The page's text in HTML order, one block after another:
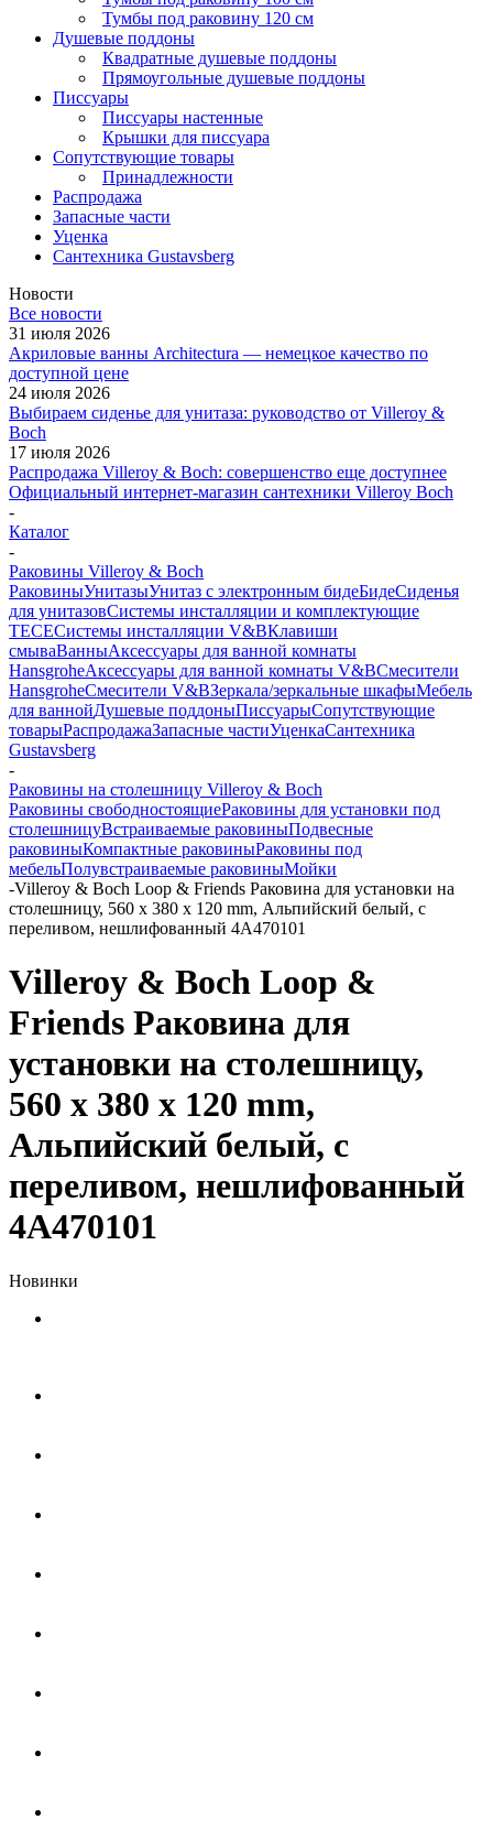
Тумбы под раковину 120 см
Душевые поддоны
Квадратные душевые поддоны
Прямоугольные душевые поддоны
Писсуары
Писсуары настенные
Крышки для писсуара
Сопутствующие товары
Принадлежности
Распродажа
Запасные части
Уценка
Сантехника Gustavsberg
Новости
Все новости
31 июля 2026
Акриловые ванны Architectura — немецкое качество по
доступной цене
24 июля 2026
Выбираем сиденье для унитаза: руководство от Villeroy &
Boch
17 июля 2026
Распродажа Villeroy & Boch: совершенство еще доступнее
Официальный интернет-магазин сантехники Villeroy Boch
-
Каталог
-
Раковины Villeroy & Boch
РаковиныУнитазыУнитаз с электронным бидеБидеСиденья
для унитазовСистемы инсталляции и комплектующие
TECEСистемы инсталляции V&BКлавиши
смываВанныАксессуары для ванной комнаты
HansgroheАксессуары для ванной комнаты V&BСмесители
HansgroheСмесители V&BЗеркала/зеркальные шкафыМебель
для ваннойДушевые поддоныПиссуарыСопутствующие
товарыРаспродажаЗапасные частиУценкаСантехника
Gustavsberg
-
Раковины на столешницу Villeroy & Boch
Раковины свободностоящиеРаковины для установки под
столешницуВстраиваемые раковиныПодвесные
раковиныКомпактные раковиныРаковины под
мебельПолувстраиваемые раковиныМойки
-Villeroy & Boch Loop & Friends Раковина для установки на
столешницу, 560 x 380 x 120 mm, Альпийский белый, с
переливом, нешлифованный 4A470101
Villeroy & Boch Loop &
Friends Раковина для
установки на столешницу,
560 x 380 x 120 mm,
Альпийский белый, с
переливом, нешлифованный
4A470101
Новинки